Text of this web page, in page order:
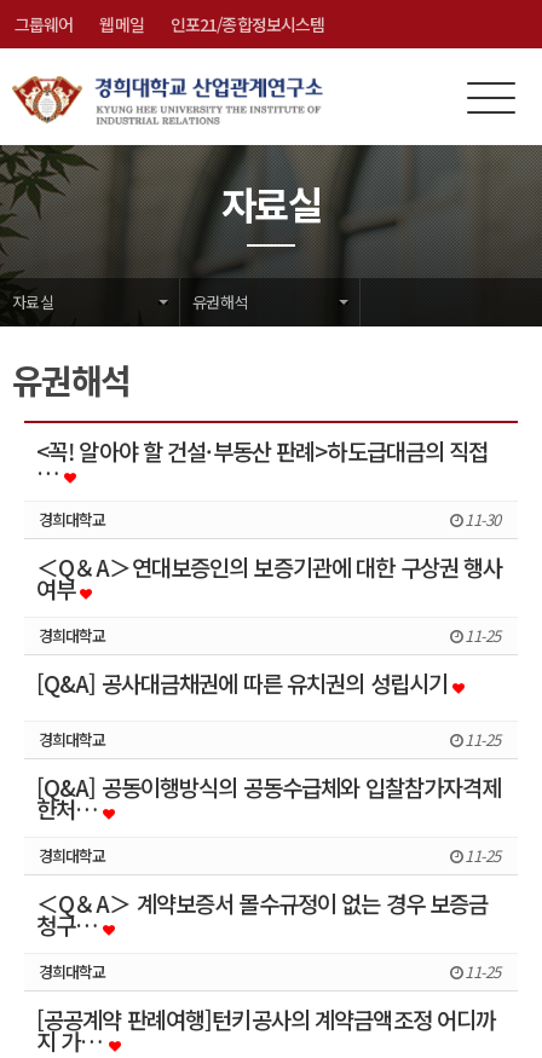
그룹웨어 웹메일 인포21/종합정보시스템
전
체
메
뉴
메
뉴
닫
기
자료실
자료실 유권해석
유권해석
<꼭! 알아야 할 건설·부동산 판례>하도급대금의 직접
…
경희대학교 11-30
＜Q＆A＞연대보증인의 보증기관에 대한 구상권 행사
여부
경희대학교 11-25
[Q&A] 공사대금채권에 따른 유치권의 성립시기
경희대학교 11-25
[Q&A] 공동이행방식의 공동수급체와 입찰참가자격제
한처…
경희대학교 11-25
＜Q＆A＞ 계약보증서 몰수규정이 없는 경우 보증금
청구…
경희대학교 11-25
[공공계약 판례여행]턴키공사의 계약금액조정 어디까
지 가…